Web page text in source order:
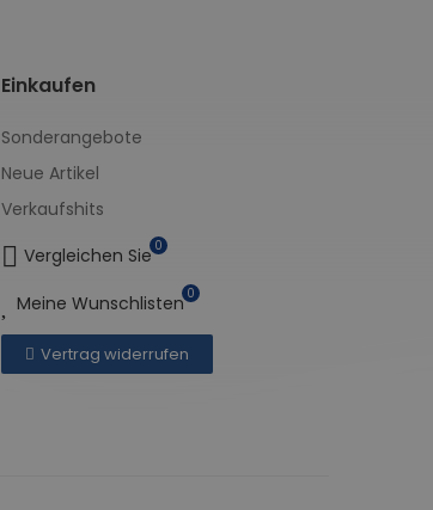
Einkaufen
Sonderangebote
Neue Artikel
Verkaufshits
Vergleichen Sie0
Meine Wunschlisten0
Vertrag widerrufen